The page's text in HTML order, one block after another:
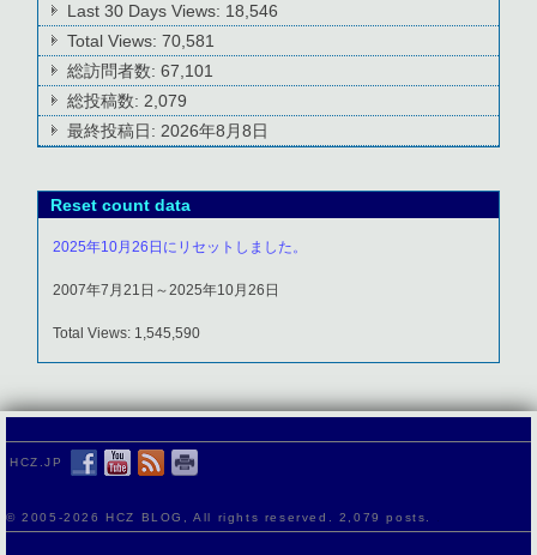
Last 30 Days Views: 18,546
Total Views:70,581
総訪問者数:67,101
総投稿数:2,079
最終投稿日:2026年8月8日
Reset count data
2025年10月26日にリセットしました。
2007年7月21日～2025年10月26日
Total Views: 1,545,590
HCZ.JP
© 2005-2026 HCZ BLOG, All rights reserved. 2,079 posts.